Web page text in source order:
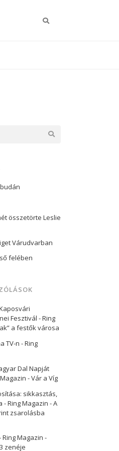
összetörte Leslie
Várudvarban
felében
Fesztivál - Ring
a festők városa
TV-n - Ring
Dal Napját
-Vár a Víg
sikkasztás,
Ring Magazin -A
zsarolásba
Magazin -
zenéje